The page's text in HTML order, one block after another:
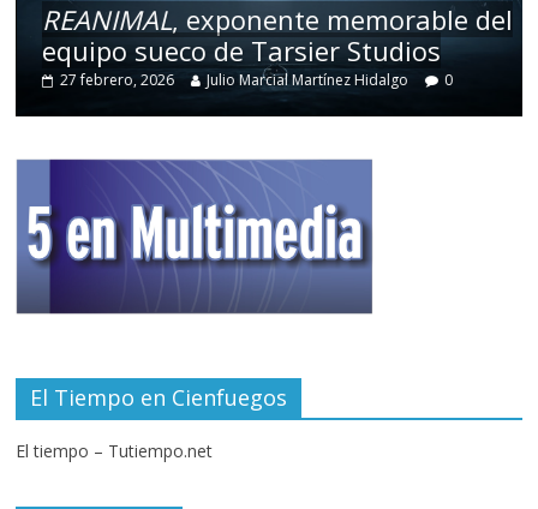
REANIMAL, exponente memorable del
equipo sueco de Tarsier Studios
27 febrero, 2026 Julio Marcial Martínez Hidalgo 0
El Tiempo en Cienfuegos
El tiempo – Tutiempo.net